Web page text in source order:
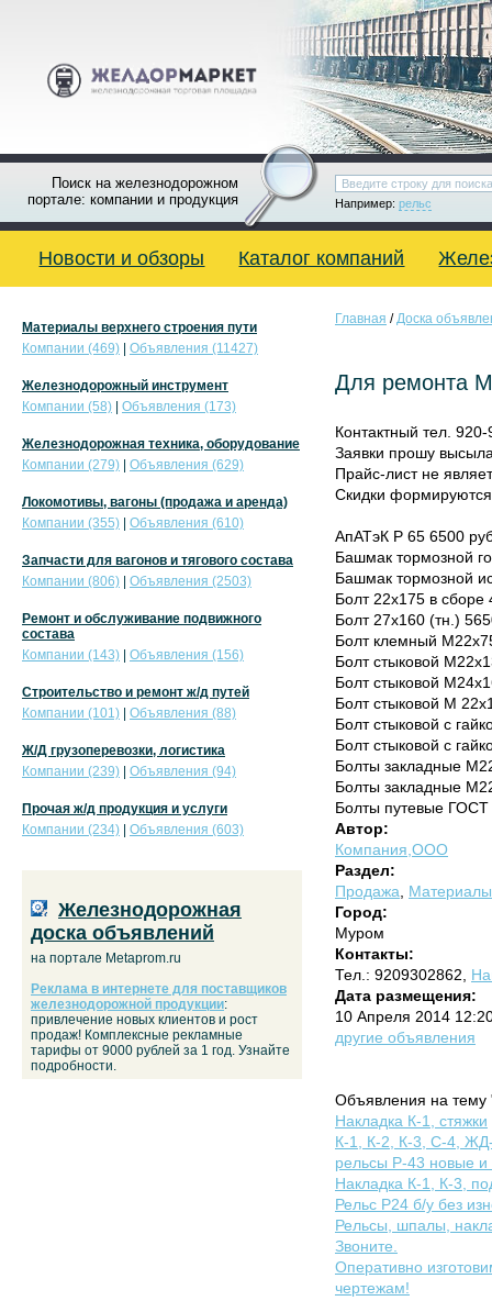
Поиск на железнодорожном
портале: компании и продукция
Например: рельс
Новости и обзоры Каталог компаний
Главная /Доска
Для ремонта
Контактный тел.
Заявки прошу
Прайс-лист не
Скидки
АпАТэК Р 65 6500
Башмак тормозной
Башмак тормозной
Болт 22х175 в сборе
Болт 27х160 (тн.)
Болт клемный
Болт стыковой
Болт стыковой
Болт стыковой М
Болт стыковой с
Болт стыковой с
Болты закладные
Болты закладные
Болты путевые
Автор:
Компания,ООО
Раздел:
Продажа
Материалы
Город:
Муром
Контакты:
Тел.: 9209302862,
Дата размещения:
10 Апреля 2014
другие объявления
Объявления на тему
Накладка К-1, стяжки
К-1, К-2, К-3, С-4,
рельсы Р-43 новые и
Накладка К-1, К-3,
Рельс Р24 б/у без
Рельсы, шпалы,
Звоните.
Оперативно
чертежам!
Материалы верхнего строения пути
Компании (469)
Объявления (11427)
Железнодорожный инструмент
Компании (58)
Объявления (173)
Железнодорожная техника, оборудование
Компании (279)
Объявления (629)
Локомотивы, вагоны (продажа и аренда)
Компании (355)
Объявления (610)
Запчасти для вагонов и тягового состава
Компании (806)
Объявления (2503)
Ремонт и обслуживание подвижного
состава
Компании (143)
Объявления (156)
Строительство и ремонт ж/д путей
Компании (101)
Объявления (88)
Ж/Д грузоперевозки, логистика
Компании (239)
Объявления (94)
Прочая ж/д продукция и услуги
Компании (234)
Объявления (603)
Железнодорожная
доска объявлений
на портале Metaprom.ru
Реклама в интернете для поставщиков
железнодорожной продукции:
привлечение новых клиентов и рост
продаж! Комплексные рекламные
тарифы от 9000 рублей за 1 год. Узнайте
подробности.